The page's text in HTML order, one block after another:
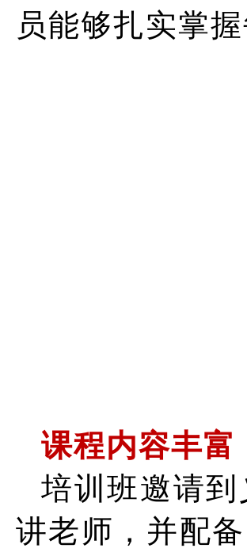
员能够扎实掌
课程内容丰富
培训班邀请
讲老师，并配